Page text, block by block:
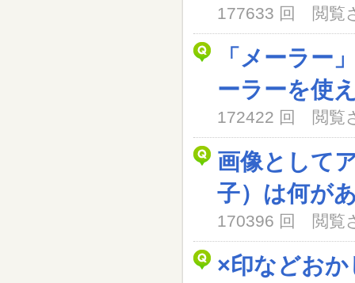
177633 回 閲覧
「メーラー
ーラーを使
172422 回 閲覧
画像として
子）は何が
170396 回 閲覧
×印などお